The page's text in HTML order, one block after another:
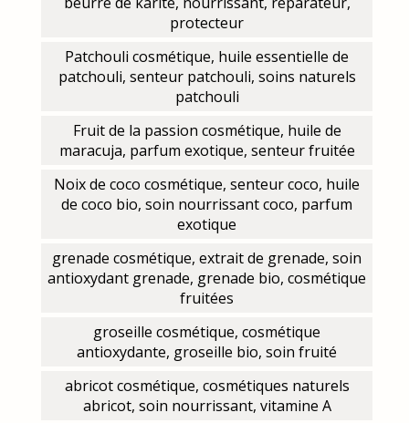
protecteur
Patchouli cosmétique, huile essentielle de
patchouli, senteur patchouli, soins naturels
patchouli
Fruit de la passion cosmétique, huile de
maracuja, parfum exotique, senteur fruitée
Noix de coco cosmétique, senteur coco, huile
de coco bio, soin nourrissant coco, parfum
exotique
grenade cosmétique, extrait de grenade, soin
antioxydant grenade, grenade bio, cosmétique
fruitées
groseille cosmétique, cosmétique
antioxydante, groseille bio, soin fruité
abricot cosmétique, cosmétiques naturels
abricot, soin nourrissant, vitamine A